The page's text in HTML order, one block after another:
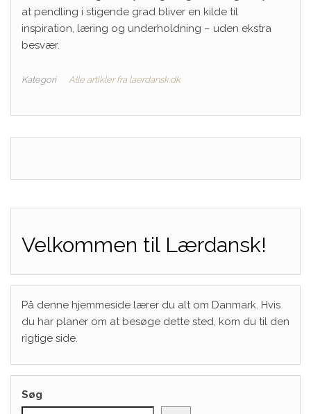
at pendling i stigende grad bliver en kilde til
inspiration, læring og underholdning – uden ekstra
besvær.
Kategori Alle artikler fra laerdansk.dk
Velkommen til Lærdansk!
På denne hjemmeside lærer du alt om Danmark. Hvis
du har planer om at besøge dette sted, kom du til den
rigtige side.
Søg